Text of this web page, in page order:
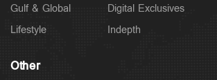
Gulf & Global
Lifestyle
Digital Exclusives
Indepth
Other